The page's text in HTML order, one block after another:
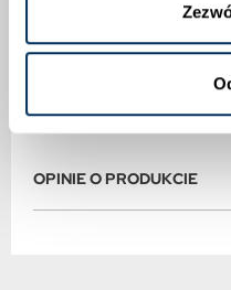
korzystać z
bezpieczeństwa.
przeczytaj
etykiecie i
OPINIE O PRODUKCIE